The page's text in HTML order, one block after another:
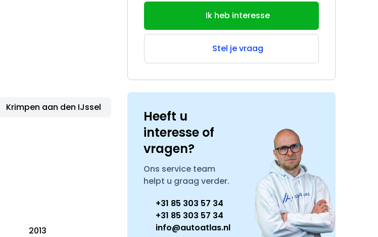
Krimpen aan den IJssel
Ik heb interesse
Stel je vraag
Heeft u
interesse of
vragen?
Ons service team
helpt u graag verder.
+31 85 303 57 34
+31 85 303 57 34
info@autoatlas.nl
2013